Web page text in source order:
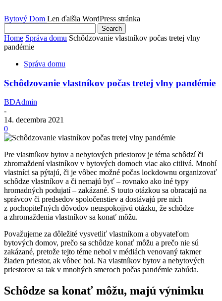
Bytový Dom Len ďalšia WordPress stránka
Home Správa domu Schôdzovanie vlastníkov počas tretej vlny
pandémie
Správa domu
Schôdzovanie vlastníkov počas tretej vlny pandémie
BDAdmin
-
14. decembra 2021
0
Pre vlastníkov bytov a nebytových priestorov je téma schôdzí či
zhromaždení vlastníkov v bytových domoch viac ako citlivá. Mnohí
vlastníci sa pýtajú, či je vôbec možné počas lockdownu organizovať
schôdze vlastníkov a či nemajú byť – rovnako ako iné typy
hromadných podujatí – zakázané. S touto otázkou sa obracajú na
správcov či predsedov spoločenstiev a dostávajú pre nich
z pochopiteľných dôvodov neuspokojivú otázku, že schôdze
a zhromaždenia vlastníkov sa konať môžu.
Považujeme za dôležité vysvetliť vlastníkom a obyvateľom
bytových domov, prečo sa schôdze konať môžu a prečo nie sú
zakázané, pretože tejto téme nebol v médiách venovaný takmer
žiaden priestor, ak vôbec bol. Na vlastníkov bytov a nebytových
priestorov sa tak v mnohých smeroch počas pandémie zabúda.
Schôdze sa konať môžu, majú výnimku